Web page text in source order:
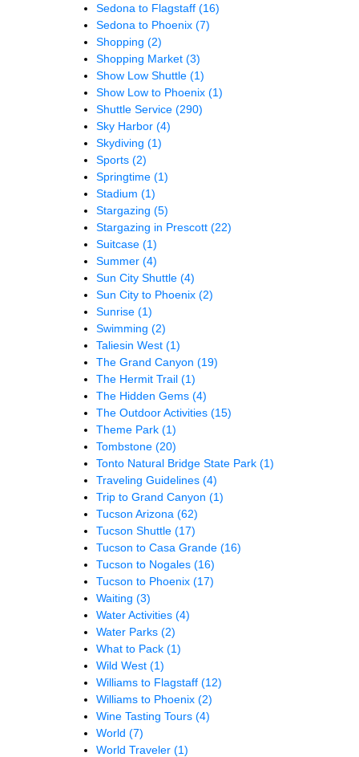
Sedona to Flagstaff (16)
Sedona to Phoenix (7)
Shopping (2)
Shopping Market (3)
Show Low Shuttle (1)
Show Low to Phoenix (1)
Shuttle Service (290)
Sky Harbor (4)
Skydiving (1)
Sports (2)
Springtime (1)
Stadium (1)
Stargazing (5)
Stargazing in Prescott (22)
Suitcase (1)
Summer (4)
Sun City Shuttle (4)
Sun City to Phoenix (2)
Sunrise (1)
Swimming (2)
Taliesin West (1)
The Grand Canyon (19)
The Hermit Trail (1)
The Hidden Gems (4)
The Outdoor Activities (15)
Theme Park (1)
Tombstone (20)
Tonto Natural Bridge State Park (1)
Traveling Guidelines (4)
Trip to Grand Canyon (1)
Tucson Arizona (62)
Tucson Shuttle (17)
Tucson to Casa Grande (16)
Tucson to Nogales (16)
Tucson to Phoenix (17)
Waiting (3)
Water Activities (4)
Water Parks (2)
What to Pack (1)
Wild West (1)
Williams to Flagstaff (12)
Williams to Phoenix (2)
Wine Tasting Tours (4)
World (7)
World Traveler (1)